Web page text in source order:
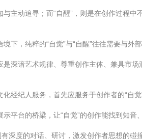
主动追寻；而“自醒”，则是在创作过程
下，纯粹的“自觉”与“自醒”往往需要与
深谙艺术规律、尊重创作主体、兼具市场
化经纪人服务，首先应服务于创作者的“
平台的桥梁，让“自觉”的创作能找到知
深度的对话、研讨，激发创作者思想的